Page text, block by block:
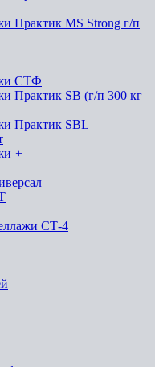
Практик MS Strong г/п
СТФ
Практик SB (г/п 300 кг
Практик SBL
+
СТ-4